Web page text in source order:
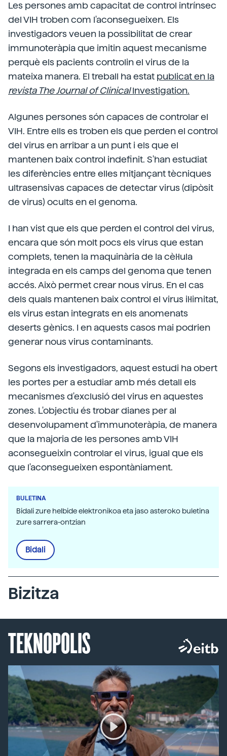
Les persones amb capacitat de control intrínsec
del VIH troben com l'aconsegueixen. Els
investigadors veuen la possibilitat de crear
immunoteràpia que imitin aquest mecanisme
perquè els pacients controlin el virus de la
mateixa manera. El treball ha estat publicat en la
revista The Journal of ClinicalInvestigation.
Algunes persones són capaces de controlar el
VIH. Entre ells es troben els que perden el control
del virus en arribar a un punt i els que el
mantenen baix control indefinit. S'han estudiat
les diferències entre elles mitjançant tècniques
ultrasensivas capaces de detectar virus (dipòsit
de virus) ocults en el genoma.
I han vist que els que perden el control del virus,
encara que són molt pocs els virus que estan
complets, tenen la maquinària de la cèl·lula
integrada en els camps del genoma que tenen
accés. Això permet crear nous virus. En el cas
dels quals mantenen baix control el virus il·limitat,
els virus estan integrats en els anomenats
deserts gènics. I en aquests casos mai podrien
generar nous virus contaminants.
Segons els investigadors, aquest estudi ha obert
les portes per a estudiar amb més detall els
mecanismes d'exclusió del virus en aquestes
zones. L'objectiu és trobar dianes per al
desenvolupament d'immunoteràpia, de manera
que la majoria de les persones amb VIH
aconsegueixin controlar el virus, igual que els
que l'aconsegueixen espontàniament.
BULETINA
Bidali zure helbide elektronikoa eta jaso asteroko buletina
zure sarrera-ontzian
Bidali
Bizitza
TEKNOPOLIS